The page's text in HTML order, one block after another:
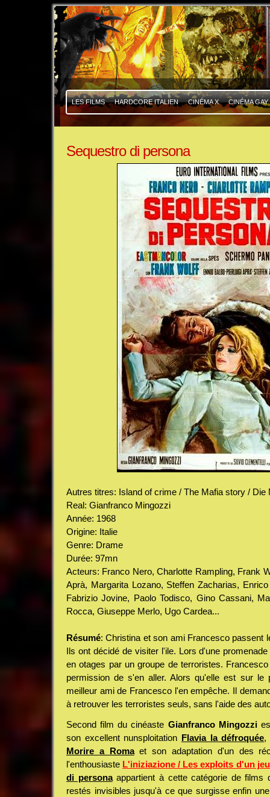
LES FILMS HARDCORE ITALIEN CINÉMA X CINÉMA GAY
Sequestro di persona
Autres titres: Island of crime / The Mafia story / Die
Real: Gianfranco Mingozzi
Année: 1968
Origine: Italie
Genre: Drame
Durée: 97mn
Acteurs: Franco Nero, Charlotte Rampling, Frank
Aprà, Margarita Lozano, Steffen Zacharias,
Fabrizio Jovine, Paolo Todisco, Gino Cassani,
Rocca, Giuseppe Merlo, Ugo Cardea...
Résumé: Christina et son ami Francesco passent
Ils ont décidé de visiter l'ile. Lors d'une
en otages par un groupe de terroristes.
permission de s'en aller. Alors qu'elle est sur le
meilleur ami de Francesco l'en empêche. Il
à retrouver les terroristes seuls, sans l'aide des
Second film du cinéaste Gianfranco Mingozzi
son excellent nunsploitation Flavia la défroquée,
Morire a Romaet son adaptation d'un des
l'enthousiaste L'iniziazione / Les exploits d'un
di personaappartient à cette catégorie de films
restés invisibles jusqu'à ce que surgisse enfin